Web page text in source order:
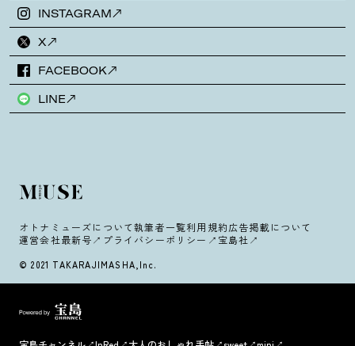
INSTAGRAM
X
FACEBOOK
LINE
オトナミューズについて執筆者一覧利用規約広告掲載について
運営会社最新号 プライバシーポリシー 宝島社
© 2021 TAKARAJIMASHA,Inc.